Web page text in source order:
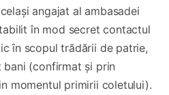
angajat al ambasadei
în mod secret contactul
în scopul trădării de patrie,
(confirmat și prin
momentul primirii coletului).